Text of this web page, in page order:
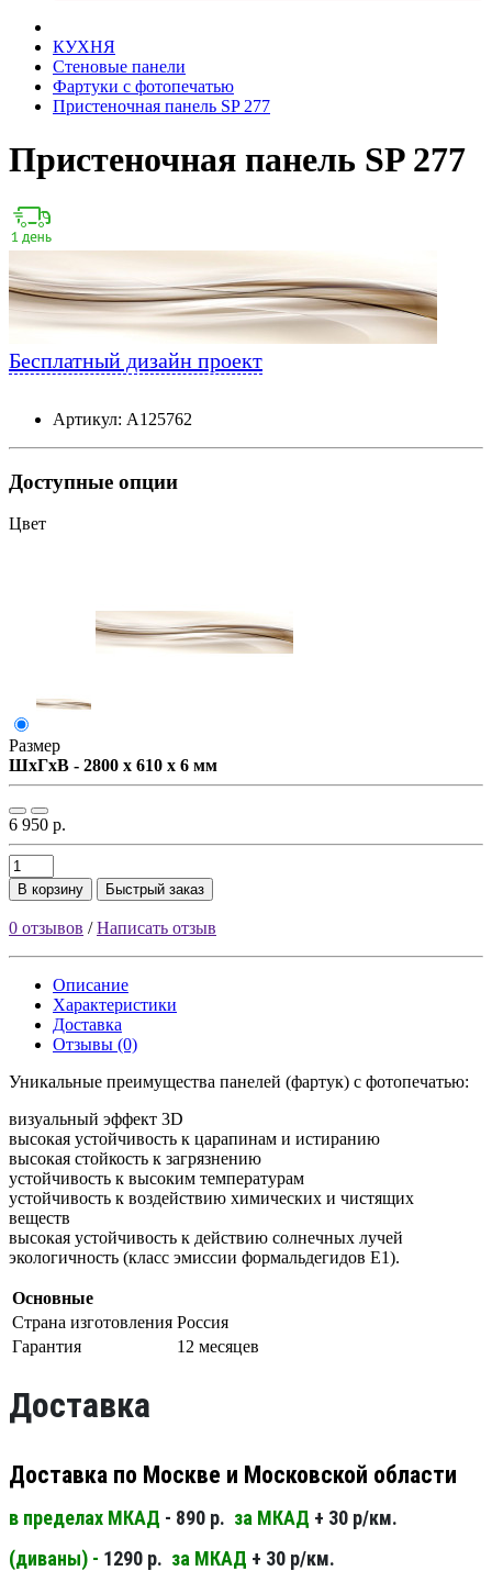
КУХНЯ
Стеновые панели
Фартуки с фотопечатью
Пристеночная панель SP 277
Пристеночная панель SP 277
Бесплатный дизайн проект
Артикул: А125762
Доступные опции
Цвет
Размер
ШxГxВ - 2800 x 610 x 6 мм
6 950 р.
В корзину Быстрый заказ
0 отзывов /Написать отзыв
Описание
Характеристики
Доставка
Отзывы (0)
Уникальные преимущества панелей (фартук) с фотопечатью:
визуальный эффект 3D
высокая устойчивость к царапинам и истиранию
высокая стойкость к загрязнению
устойчивость к высоким температурам
устойчивость к воздействию химических и чистящих
веществ
высокая устойчивость к действию солнечных лучей
экологичность (класс эмиссии формальдегидов Е1).
Основные
Страна изготовления Россия
Гарантия
12 месяцев
Доставка
Доставка по Москве и Московской области
в пределах МКАД - 890 р. за МКАД + 30 р/км.
(диваны) - 1290 р. за МКАД + 30 р/км.